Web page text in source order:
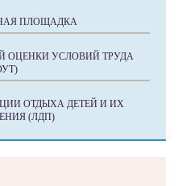
ПЛОЩАДКА
ОЦЕНКИ УСЛОВИЙ ТРУДА
ОТДЫХА ДЕТЕЙ И ИХ
(ЛДП)